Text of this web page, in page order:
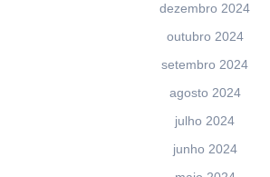
dezembro 2024
outubro 2024
setembro 2024
agosto 2024
julho 2024
junho 2024